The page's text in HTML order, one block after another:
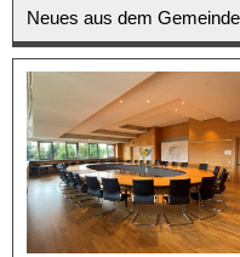
Neues aus dem